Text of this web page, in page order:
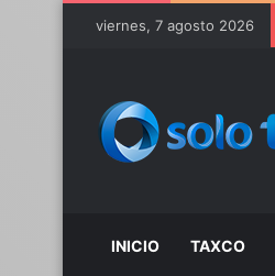
viernes, 7 agosto 2026
INICIO TAXCO